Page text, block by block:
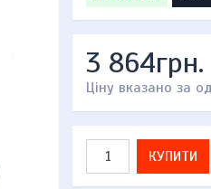
3 864грн.
Ціну вказано за
КУПИТИ